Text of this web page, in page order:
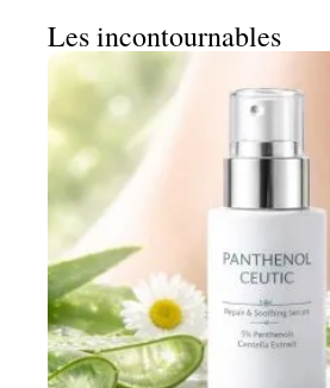
Les incontournables